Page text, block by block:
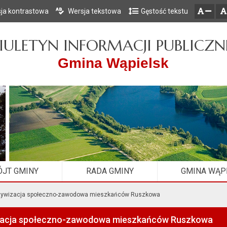
Przejdź do głównego menu
Przejdź do treści
Przejdź do mapy serwisu
kontrastowa Wersja tekstowa Gęstość tekstu
INFORMACJI
Gmina Wąpielsk
GMINY RADA GMINY GMINA
społeczno-zawodowa mieszkańców Ruszkowa
społeczno-zawodowa mieszkańców Ruszkowa